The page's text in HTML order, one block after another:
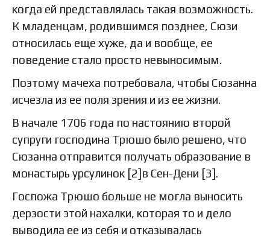
когда ей представлялась такая возможность.
К младенцам, родившимся позднее, Сюзи
относилась еще хуже, да и вообще, ее
поведение стало просто невыносимым.
Поэтому мачеха потребовала, чтобы Сюзанна
исчезла из ее поля зрения и из ее жизни.
В начале 1706 года по настоянию второй
супруги господина Трюшо было решено, что
Сюзанна отправится получать образование в
монастырь урсулинок [2]в Сен-Дени [3].
Госпожа Трюшо больше не могла выносить
дерзости этой нахалки, которая то и дело
выводила ее из себя и отказывалась